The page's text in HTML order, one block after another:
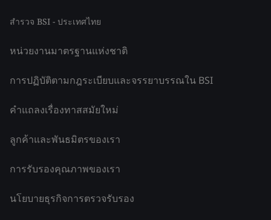
สำรวจ BSI - ประเทศไทย
หน่วยงานมาตรฐานแห่งชาติ
การปฏิบัติตามกฎระเบียบและจรรยาบรรณใน BSI
คำแถลงเรื่องทาสสมัยใหม่
ลูกค้าและพันธมิตรของเรา
การรับรองคุณภาพของเรา
นโยบายธุรกิจการตรวจรับรอง